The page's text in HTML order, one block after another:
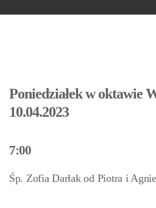
Poniedziałek w oktawie
10.04.2023
7:00
Śp. Zofia Darłak od Piotra i